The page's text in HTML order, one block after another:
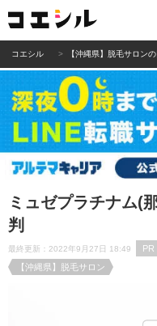
コエシル 【沖縄県】脱毛サロン
ミュゼプラチナム(
判
最終更新：2022年9月27日 18:49
PR
【沖縄県】脱毛サロン